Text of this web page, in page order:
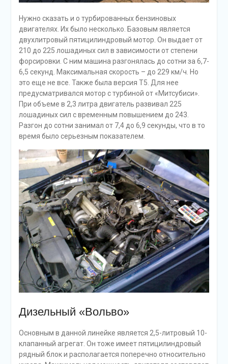
Нужно сказать и о турбированных бензиновых
двигателях. Их было несколько. Базовым является
двухлитровый пятицилиндровый мотор. Он выдает от
210 до 225 лошадиных сил в зависимости от степени
форсировки. С ним машина разгонялась до сотни за 6,7-
6,5 секунд. Максимальная скорость – до 229 км/ч. Но
это еще не все. Также была версия Т5. Для нее
предусматривался мотор с турбиной от «Митсубиси».
При объеме в 2,3 литра двигатель развивал 225
лошадиных сил с временным повышением до 243.
Разгон до сотни занимал от 7,4 до 6,9 секунды, что в то
время было серьезным показателем.
Дизельный «Вольво»
Основным в данной линейке является 2,5-литровый 10-
клапанный агрегат. Он тоже имеет пятицилиндровый
рядный блок и располагается поперечно относительно